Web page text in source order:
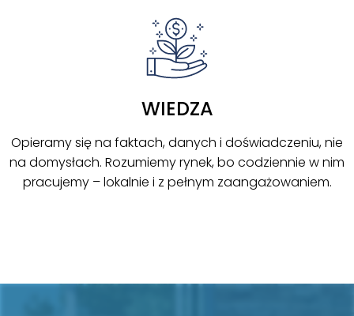
WIEDZA
Opieramy się na faktach, danych i doświadczeniu, nie
na domysłach. Rozumiemy rynek, bo codziennie w nim
pracujemy – lokalnie i z pełnym zaangażowaniem.